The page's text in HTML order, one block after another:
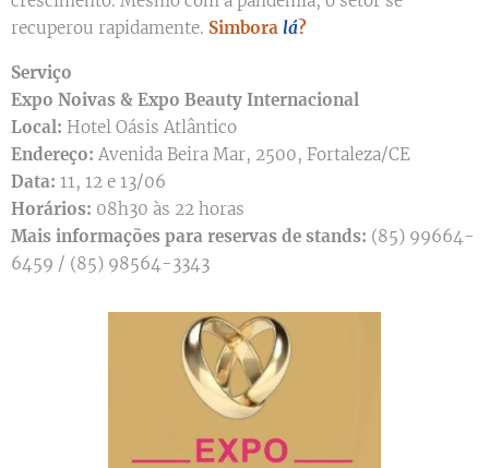
recuperou rapidamente. Simbora lá?
Serviço
Expo Noivas & Expo Beauty Internacional
Local: Hotel Oásis Atlântico
Endereço: Avenida Beira Mar, 2500, Fortaleza/CE
Data: 11, 12 e 13/06
Horários: 08h30 às 22 horas
Mais informações para reservas de stands: (85) 99664-
6459 / (85) 98564-3343